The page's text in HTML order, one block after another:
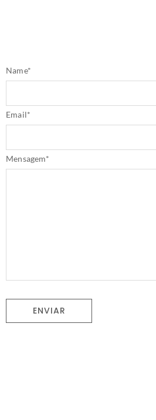
Name*
Email*